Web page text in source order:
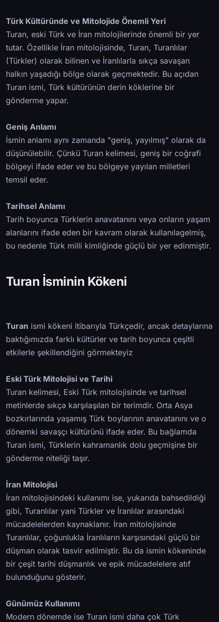
Türk Kültüründe ve Mitolojide Önemli Yeri
Turan, eski Türk ve İran mitolojilerinde önemli bir yer
tutar. Özellikle İran mitolojisinde, Turan, Turanlılar
(Türkler) olarak bilinen ve İranlılarla sıkça savaşan
halkın yaşadığı bölge olarak geçmektedir. Bu açıdan
Turan ismi, Türk kültürünün derin köklerine bir
gönderme yapar.
Geniş Anlamı
İsmin anlamı aynı zamanda "geniş, yayılmış" olarak da
düşünülebilir. Çünkü Turan kelimesi, geniş bir coğrafi
bölgeyi ifade eder ve bu bölgeye yayılan milletleri
temsil eder.
Tarihsel Anlamı
Tarih boyunca Türklerin anavatanını veya onların yaşam
alanlarını ifade eden bir kavram olarak kullanılagelmiş,
bu nedenle Türk milli kimliğinde güçlü bir yer edinmiştir.
Turan İsminin Kökeni
Turan ismi kökeni itibarıyla Türkçedir, ancak detaylarına
baktığımızda farklı kültürler ve tarih boyunca çeşitli
etkilerle şekillendiğini görmekteyiz
Eski Türk Mitolojisi ve Tarihi
Turan kelimesi, Eski Türk mitolojisinde ve tarihsel
metinlerde sıkça karşılaşılan bir terimdir. Orta Asya
bozkırlarında yaşamış Türk boylarının anavatanını ve o
dönemki savaşçı kültürünü ifade eder. Bu bağlamda
Turan ismi, Türklerin kahramanlık dolu geçmişine bir
gönderme niteliği taşır.
İran Mitolojisi
İran mitolojisindeki kullanımı ise, yukarıda bahsedildiği
gibi, Turanlılar yani Türkler ve İranlılar arasındaki
mücadelelerden kaynaklanır. İran mitolojisinde
Turanlılar, çoğunlukla İranlıların karşısındaki güçlü bir
düşman olarak tasvir edilmiştir. Bu da ismin kökeninde
bir çeşit tarihi düşmanlık ve epik mücadelelere atıf
bulunduğunu gösterir.
Günümüz Kullanımı
Modern dönemde ise Turan ismi daha çok Türk